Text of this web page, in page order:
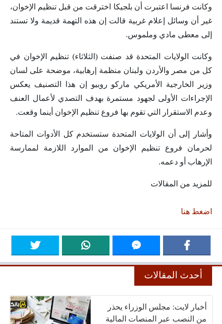
وكانت فرنسا اعتبرت أن بلجيكا اخترقت من قبل تنظيم الإخوان،
غير أن وسائل إعلام غربية قالت إن هذه التهمة قديمة ولا تستند
إلى معطى مادي وملموس.
وكانت الولايات المتحدة قد صنفت (الثلاثاء) تنظيم الإخوان في
كل من مصر والأردن ولبنان منظمة إرهابية، موضحة على لسان
وزير الخارجية الأمريكي ماركو روبيو إن هذا التصنيف يعكس
الإجراءات الأولى لجهود مستمرة بهدف التصدي لأعمال العنف
وعدم الاستقرار التي تقوم بها فروع تنظيم الإخوان أينما وقعت.
وأشار إلى أن الولايات المتحدة ستستخدم كل الأدوات المتاحة
لحرمان فروع تنظيم الإخوان من الموارد اللازمة لممارسة
الإرهاب أو دعمه.
للمزيد من المقالات
اضغط هنا
أحدث المقالات
أخبار لايت: مجلس الوزراء يحذر
من النصب عبر المنصات المالية